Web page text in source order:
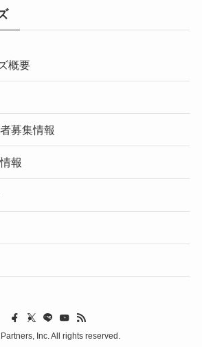
概要
募集情報
報
Partners, Inc. All rights reserved.